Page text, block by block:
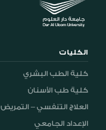
الكليات
كلية الطب البشري
كلية طب الأسنان
العلاج التنفسي – التمريض
الإعداد الجامعي